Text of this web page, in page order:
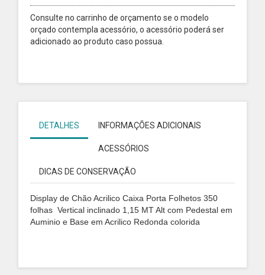
Consulte no carrinho de orçamento se o modelo
orçado contempla acessório, o acessório poderá ser
adicionado ao produto caso possua.
DETALHES INFORMAÇÕES ADICIONAIS
ACESSÓRIOS
DICAS DE CONSERVAÇÃO
Display de Chão Acrilico Caixa Porta Folhetos 350
folhas Vertical inclinado 1,15 MT Alt com Pedestal em
Auminio e Base em Acrilico Redonda colorida